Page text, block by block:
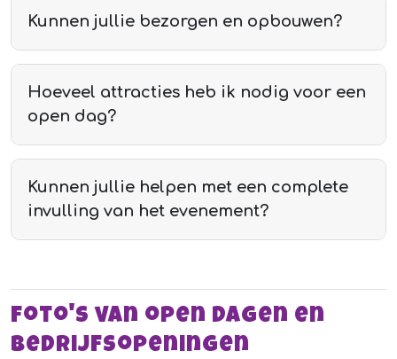
Kunnen jullie bezorgen en opbouwen?
Hoeveel attracties heb ik nodig voor een
open dag?
Kunnen jullie helpen met een complete
invulling van het evenement?
Foto's van open dagen en
bedrijfsopeningen